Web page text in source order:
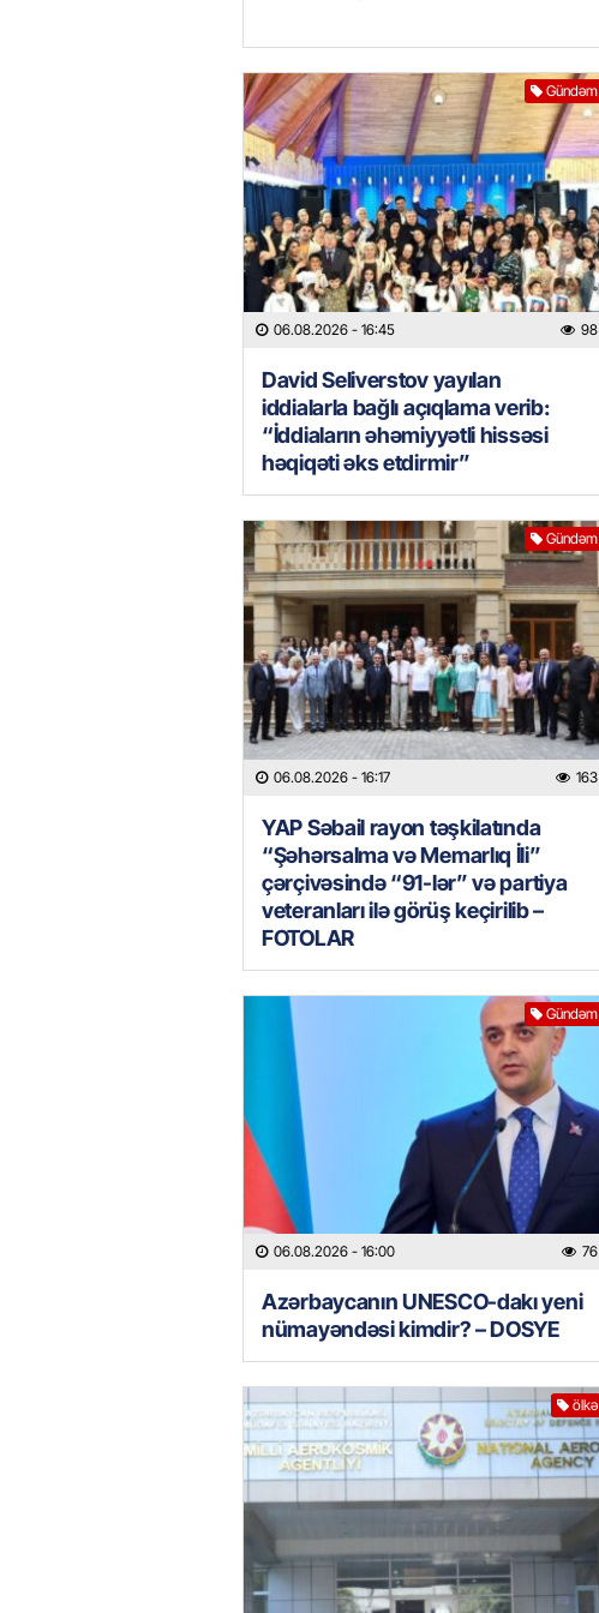
Gündəm
06.08.2026 - 16:45 98
David Seliverstov yayılan
iddialarla bağlı açıqlama verib:
“İddiaların əhəmiyyətli hissəsi
həqiqəti əks etdirmir”
Gündəm
06.08.2026 - 16:17 163
YAP Səbail rayon təşkilatında
“Şəhərsalma və Memarlıq İli”
çərçivəsində “91-lər” və partiya
veteranları ilə görüş keçirilib –
FOTOLAR
Gündəm
06.08.2026 - 16:00 76
Azərbaycanın UNESCO-dakı yeni
nümayəndəsi kimdir? – DOSYE
ölkə